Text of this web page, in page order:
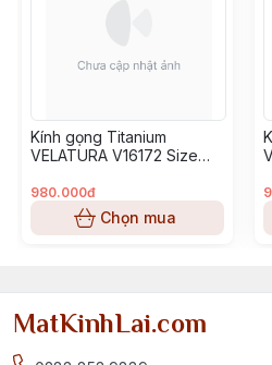
Kính gọng Titanium
VELATURA V16172 Size
980.000đ
Chọn mua
MatKinhLai.com